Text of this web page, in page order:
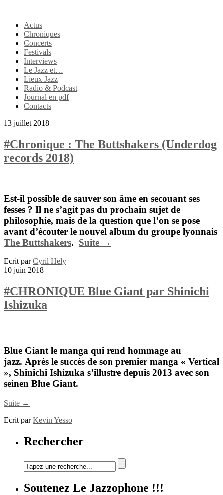
Actus
Chroniques
Concerts
Festivals
Interviews
Le Jazz et…
Lieux Jazz
Radio & Podcast
Journal en pdf
Contacts
13 juillet 2018
#Chronique : The Buttshakers (Underdog
records 2018)
Est-il possible de sauver son âme en secouant ses
fesses ? Il ne s’agit pas du prochain sujet de
philosophie, mais de la question que l’on se pose
avant d’écouter le nouvel album du groupe lyonnais
The Buttshakers. Suite →
Ecrit parCyril Hely
10 juin 2018
#CHRONIQUE Blue Giant par Shinichi
Ishizuka
Blue Giant le manga qui rend hommage au
jazz. Après le succès de son premier manga « Vertical
», Shinichi Ishizuka s’illustre depuis 2013 avec son
seinen Blue Giant.
Suite →
Ecrit parKevin Yesso
Rechercher
Soutenez Le Jazzophone !!!